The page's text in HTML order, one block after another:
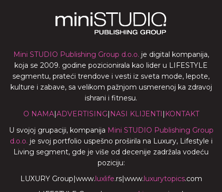
Mini STUDIO Publishing Group d.o.o. je digital kompanija,
koja se 2009. godine pozicionirala kao lider u LIFESTYLE
segmentu, prateći trendove i vesti iz sveta mode, lepote,
kulture i zabave, sa velikom pažnjom usmerenoj ka zdravoj
ishrani i fitnesu.
O NAMA| ADVERTISING NASI KLIJENTI
KONTAKT
U svojoj grupaciji, kompanija Mini STUDIO Publishing Group
d.o.o. je svoj portfolio uspešno proširila na Luxury, Lifestyle i
Living segment, gde je više od decenije zadržala vodeću
poziciju:
LUXURY Group www. luxlife.rs| www. luxurytopics.com